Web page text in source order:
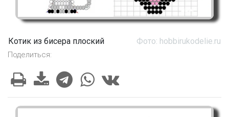
Котик из бисера плоский Фото: hobbirukodelie.ru
Поделиться: